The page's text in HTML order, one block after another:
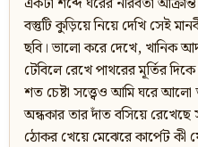
বস্তুটি কুড়িয়ে নিয়ে দেখি সেই
ছবি। ভালো করে দেখে, খানিক
টেবিলে রেখে পাথরের মূর্তির
শত চেষ্টা সত্ত্বেও আমি ঘরে আলো
অন্ধকার তার দাঁত বসিয়ে রেখেছে
ঠোকর খেয়ে মেঝেরে কার্পেট কী